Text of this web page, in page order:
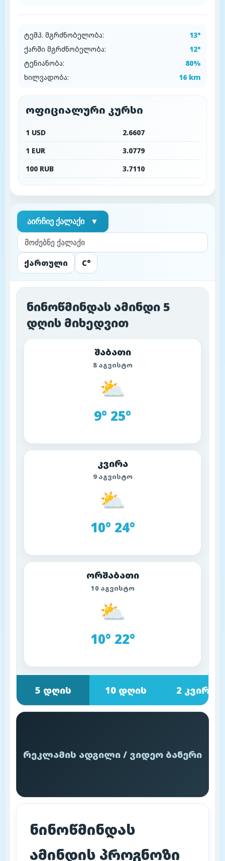
ტემპ. მგრძნობელობა:
13°
ქარში მგრძნობელობა:
12°
ტენიანობა:
80%
ხილვადობა:
16 km
ოფიციალური კურსი
1 USD
2.6607
1 EUR
3.0779
100 RUB
3.7110
აირჩიე ქალაქი ▼
ქართული C°
ნინოწმინდას ამინდი 5
დღის მიხედვით
შაბათი
8 აგვისტო
⛅
9° 25°
კვირა
9 აგვისტო
⛅
10° 24°
ორშაბათი
10 აგვისტო
⛅
10° 22°
5 დღის 10 დღის 2 კვირის
რეკლამის ადგილი / ვიდეო ბანერი
ნინოწმინდას
ამინდის პროგნოზი